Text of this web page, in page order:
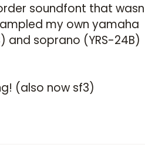
soundfont that
my own yamaha
and soprano (YRS-24B)
(also now sf3)